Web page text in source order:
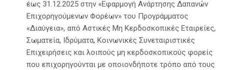
έως 31.12.2025 στην «Εφαρμογή Ανάρτησης Δαπανών
Επιχορηγούμενων Φορέων» του Προγράμματος
«Διαύγεια», από Αστικές Μη Κερδοσκοπικές Εταιρείες,
Σωματεία, Ιδρύματα, Κοινωνικές Συνεταιριστικές
Επιχειρήσεις και λοιπούς μη κερδοσκοπικούς φορείς
που επιχορηγούνται με οποιονδήποτε τρόπο από τους